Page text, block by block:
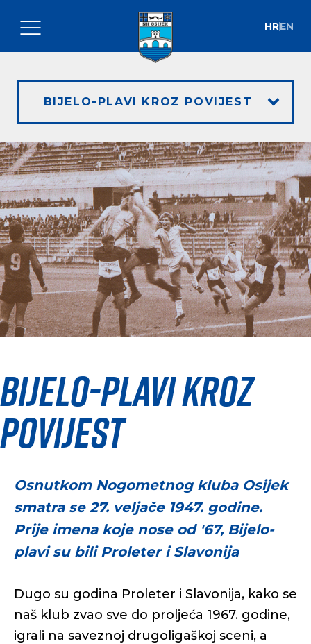
HREN
BIJELO-PLAVI KROZ POVIJEST
Bijelo-plavi kroz
povijest
Osnutkom Nogometnog kluba Osijek
smatra se 27. veljače 1947. godine.
Prije imena koje nose od '67, Bijelo-
plavi su bili Proleter i Slavonija
Dugo su godina Proleter i Slavonija, kako se
naš klub zvao sve do proljeća 1967. godine,
igrali na saveznoj drugoligaškoj sceni, a